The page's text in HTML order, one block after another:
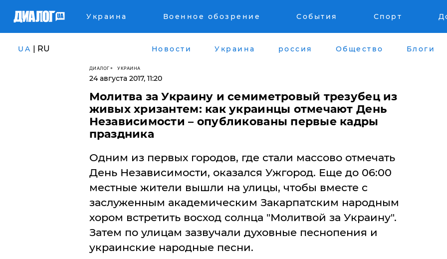
Украина Военное обозрение События Спорт
UA | RU Новости Украина россия Общество Блоги
ДИАЛОГ УКРАИНА
24 августа 2017, 11:20
Молитва за Украину и семиметровый трезубец из
живых хризантем: как украинцы отмечают День
Независимости – опубликованы первые кадры
праздника
Одним из первых городов, где стали массово отмечать
День Независимости, оказался Ужгород. Еще до 06:00
местные жители вышли на улицы, чтобы вместе с
заслуженным академическим Закарпатским народным
хором встретить восход солнца "Молитвой за Украину".
Затем по улицам зазвучали духовные песнопения и
украинские народные песни.